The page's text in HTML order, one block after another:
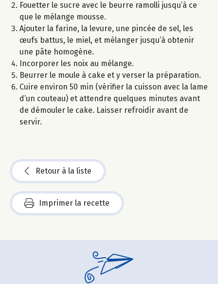
Fouetter le sucre avec le beurre ramolli jusqu’à ce
que le mélange mousse.
Ajouter la farine, la levure, une pincée de sel, les
œufs battus, le miel, et mélanger jusqu’à obtenir
une pâte homogène.
Incorporer les noix au mélange.
Beurrer le moule à cake et y verser la préparation.
Cuire environ 50 min (vérifier la cuisson avec la lame
d’un couteau) et attendre quelques minutes avant
de démouler le cake. Laisser refroidir avant de
servir.
Retour à la liste
Imprimer la recette